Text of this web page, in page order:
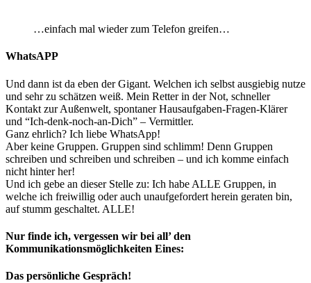
…einfach mal wieder zum Telefon greifen…
WhatsAPP
Und dann ist da eben der Gigant. Welchen ich selbst ausgiebig nutze
und sehr zu schätzen weiß. Mein Retter in der Not, schneller
Kontakt zur Außenwelt, spontaner Hausaufgaben-Fragen-Klärer
und “Ich-denk-noch-an-Dich” – Vermittler.
Ganz ehrlich? Ich liebe WhatsApp!
Aber keine Gruppen. Gruppen sind schlimm! Denn Gruppen
schreiben und schreiben und schreiben – und ich komme einfach
nicht hinter her!
Und ich gebe an dieser Stelle zu: Ich habe ALLE Gruppen, in
welche ich freiwillig oder auch unaufgefordert herein geraten bin,
auf stumm geschaltet. ALLE!
Nur finde ich, vergessen wir bei all’ den
Kommunikationsmöglichkeiten Eines:
Das persönliche Gespräch!